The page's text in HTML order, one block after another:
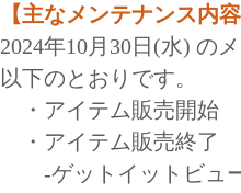
【主なメンテナンス内
2024年10月30日(水) の
以下のとおりです。
・アイテム販売開始
・アイテム販売終了
-ゲットイットビュ